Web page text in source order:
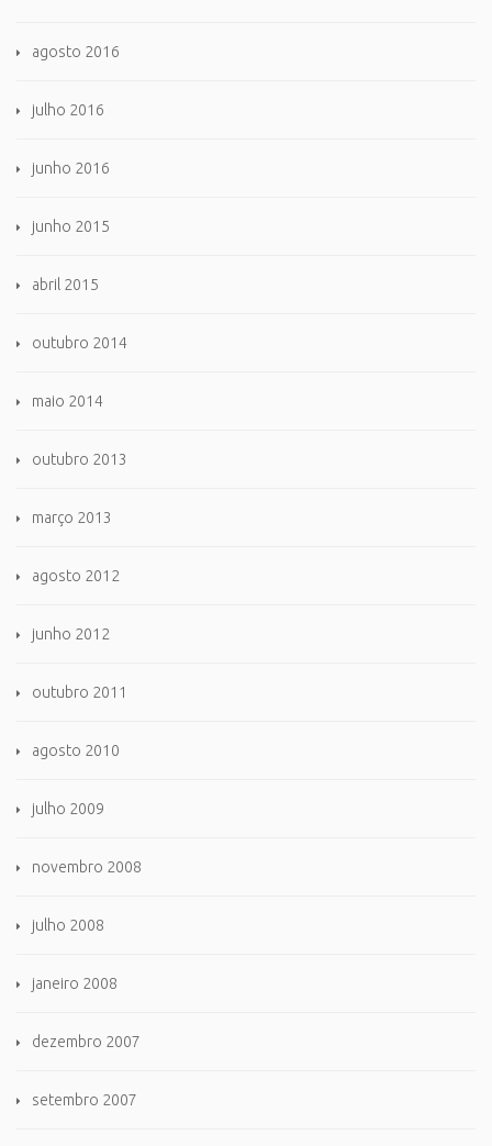
agosto 2016
julho 2016
junho 2016
junho 2015
abril 2015
outubro 2014
maio 2014
outubro 2013
março 2013
agosto 2012
junho 2012
outubro 2011
agosto 2010
julho 2009
novembro 2008
julho 2008
janeiro 2008
dezembro 2007
setembro 2007